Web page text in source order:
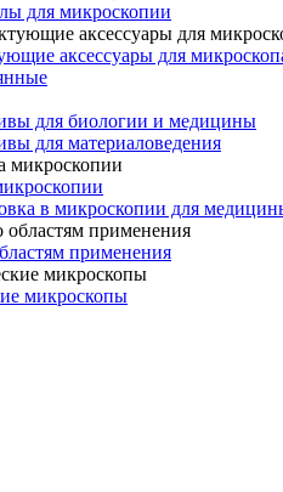
для микроскопии
аксессуары для
для биологии и медицины
для материаловедения
в микроскопии для
применения
микроскопы